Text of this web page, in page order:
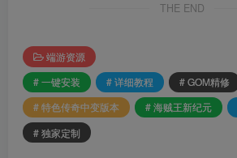
THE END
端游资源
# 一键安装
# 详细教程 # GOM精修
# 特色传奇中变版本
# 海贼王新纪元
# 独家定制